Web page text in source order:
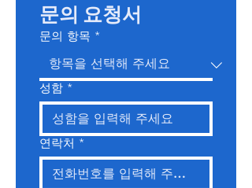
문의 요청서
문의 항목 *
성함 *
연락처 *